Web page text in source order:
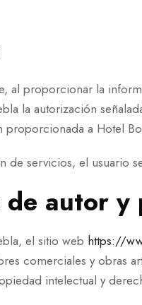
al proporcionar la
la autorización
a Hotel
de servicios, el usuario
de autor
el sitio web https://
comerciales y obras
intelectual y